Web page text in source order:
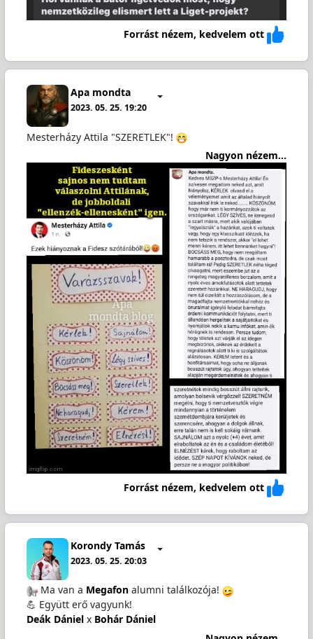
Forrást nézem, kedvelem ott
Apa mondta
2023. 05. 25. 19:20
Mesterházy Attila "SZERETLEK"!
Nagyon nézem...
Forrást nézem, kedvelem ott
Korondy Tamás
2023. 05. 25. 20:03
Ma van a Megafonalumni találkozója!
💪 Együtt erő vagyunk!
Deák Dánielx Bohár Dániel